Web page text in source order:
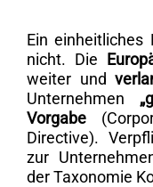
Ein
nicht. Die
weiter und
Unternehmen
Vorgabe
Directive).
zur
der Taxonomie